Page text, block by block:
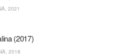
2021
(2017)
2018